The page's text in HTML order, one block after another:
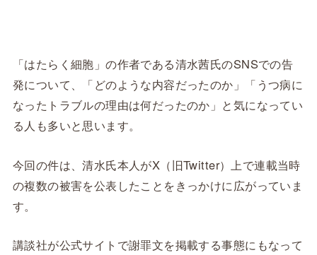
「はたらく細胞」の作者である清水茜氏のSNSでの告
発について、「どのような内容だったのか」「うつ病に
なったトラブルの理由は何だったのか」と気になってい
る人も多いと思います。
今回の件は、清水氏本人がX（旧Twitter）上で連載当時
の複数の被害を公表したことをきっかけに広がっていま
す。
講談社が公式サイトで謝罪文を掲載する事態にもなって